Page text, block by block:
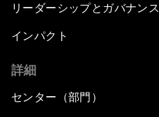
リーダーシップとガバナンス
インパクト
詳細
センター（部門）